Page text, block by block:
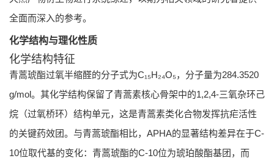
全面而深入的参考。
化学结构与理化性质
化学结构特征
青蒿琥酯过氧半缩醛的分子式为C₁₅H₂₄O₅，分子量为284.3520
g/mol。其化学结构保留了青蒿素核心骨架中的1,2,4-三氧杂环己
烷（过氧桥环）结构单元，这是青蒿素类化合物发挥抗疟活性
的关键药效团。与青蒿琥酯相比，APHA的显著结构差异在于C-
10位取代基的变化：青蒿琥酯的C-10位为琥珀酸酯基团，而